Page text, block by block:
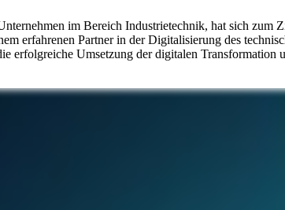
im Bereich Industrietechnik, hat sich
erfahrenen Partner in der Digitalisierung des
erfolgreiche Umsetzung der digitalen